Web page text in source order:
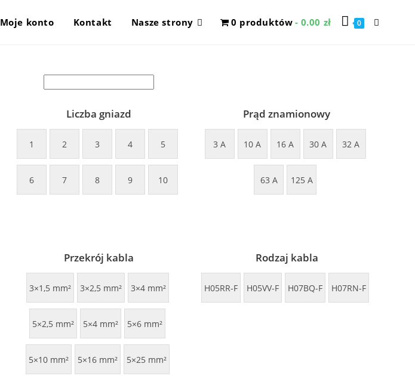
Moje konto Kontakt Nasze strony 0 produktów 0.00 zł 0 Toggle
Liczba gniazd
1 2 3 4 5
6 7 8 9 10
Prąd znamionowy
3 A 10 A 16 A 30 A 32 A
63 A 125 A
Przekrój kabla
3×1,5 mm² 3×2,5 mm² 3×4 mm²
5×2,5 mm² 5×4 mm² 5×6 mm²
5×10 mm² 5×16 mm² 5×25 mm²
Rodzaj kabla
H05RR-F H05VV-F H07BQ-F H07RN-F